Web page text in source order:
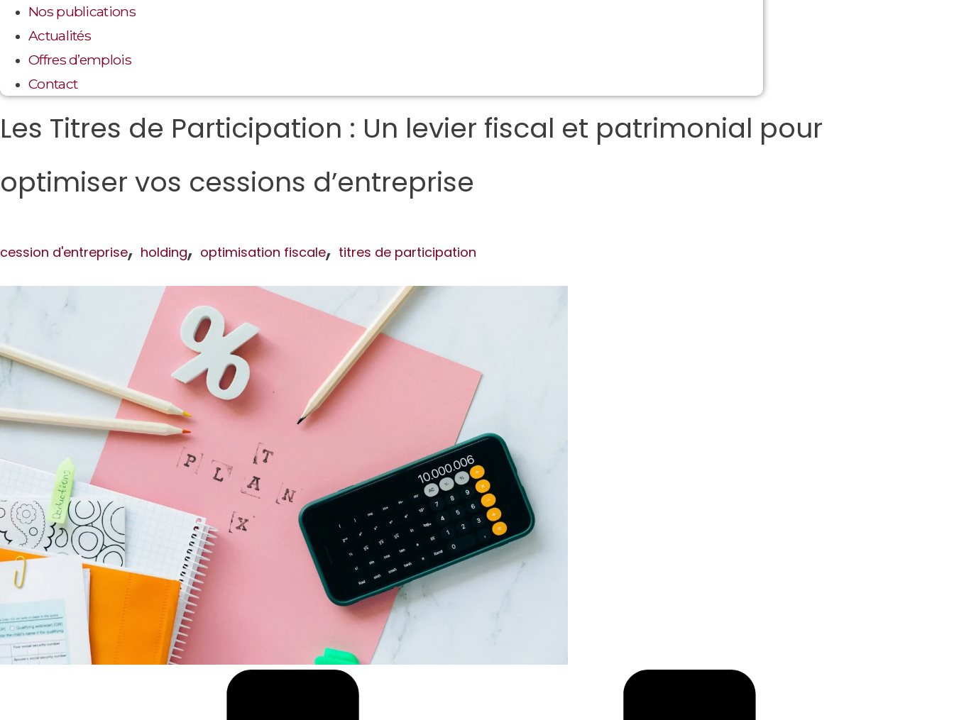
Nos publications
Actualités
Offres d’emplois
Contact
Les Titres de Participation : Un levier fiscal et patrimonial pour
optimiser vos cessions d’entreprise
cession d'entreprise, holding, optimisation fiscale, titres de participation